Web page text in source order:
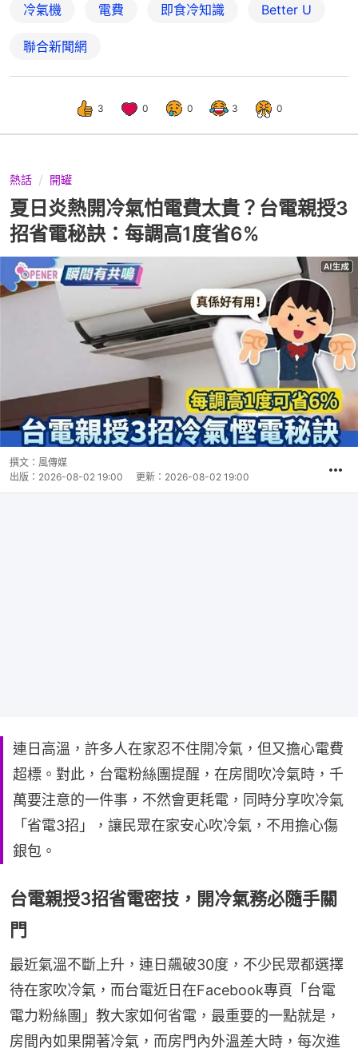
冷氣機 電費 即食冷知識 Better U
聯合新聞網
3 0 0 3 0
熱話 開罐
夏日炎熱開冷氣怕電費太貴？台電親授3
招省電秘訣：每調高1度省6%
撰文： 風傳媒
出版： 2026-08-02 19:00 更新： 2026-08-02 19:00
連日高溫，許多人在家忍不住開冷氣，但又擔心電費
超標。對此，台電粉絲團提醒，在房間吹冷氣時，千
萬要注意的一件事，不然會更耗電，同時分享吹冷氣
「省電3招」，讓民眾在家安心吹冷氣，不用擔心傷
銀包。
台電親授3招省電密技，開冷氣務必隨手關
門
最近氣溫不斷上升，連日飆破30度，不少民眾都選擇
待在家吹冷氣，而台電近日在Facebook專頁「台電
電力粉絲團」教大家如何省電，最重要的一點就是，
房間內如果開著冷氣，而房門內外溫差大時，每次進